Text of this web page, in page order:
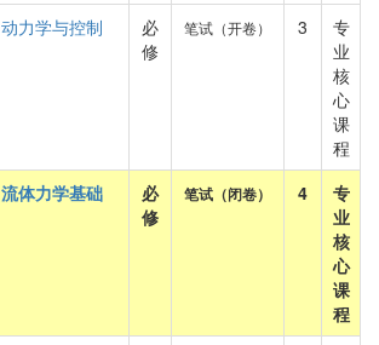
动力学与控制
必
修
笔试（开卷） 3
专
业
核
心
课
程
流体力学基础
必
修
笔试（闭卷） 4
专
业
核
心
课
程